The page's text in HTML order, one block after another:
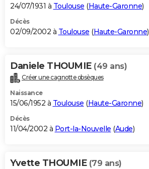
24/07/1931 à Toulouse (Haute-Garonne)
Décès
02/09/2002 à Toulouse (Haute-Garonne)
Daniele THOUMIE (49 ans)
Créer une cagnotte obsèques
Naissance
15/06/1952 à Toulouse (Haute-Garonne)
Décès
11/04/2002 à Port-la-Nouvelle (Aude)
Yvette THOUMIE (79 ans)